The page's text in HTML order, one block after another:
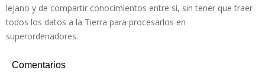
lejano y de compartir conocimientos entre sí, sin tener que traer
todos los datos a la Tierra para procesarlos en
superordenadores.
Comentarios